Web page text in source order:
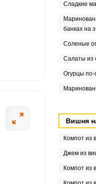
Сладкие
банках на
Соленые
Салаты из
Огурцы по-
Вишня
Компот из
Джем из
Компот из